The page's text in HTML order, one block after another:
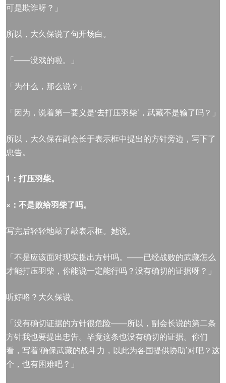
可是欺诈呀？」
所以，大久保说了句开场白。
「——没戏的啦。」
「为什么，那么说？」
「因为，说着第一要义是‘去打压羽柴’，武藏不是输了吗？」
所以，大久保在副会长于表示框中提出的方针旁边，写下了
忠告。
1 ：打压羽柴。
× ：不是败给羽柴了吗。
写完后轻轻地敲了敲表示框。她说。
「不是应该面对现实提出方针吗。——已经战败的武藏怎么
才能打压羽柴，你能说一定能行吗？没有确切的证据呀？」
听好咯？大久保说。
「没有确切证据的方针很危险——所以，副会长说的第二条
方针我也要提出忠告。毕竟这条也没有确切的证据。你们
看，写着‘确保武藏的战斗力，以此为各国提供协助’对吧？这
个，也有困难吧？」